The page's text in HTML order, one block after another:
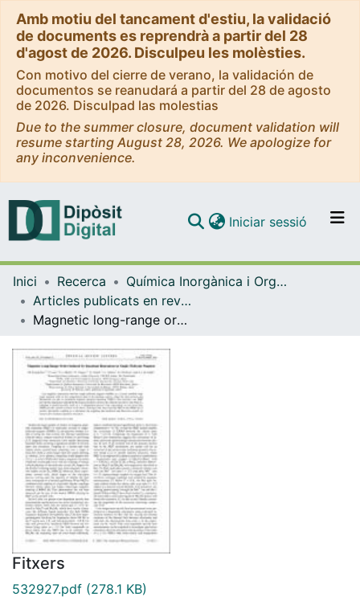
Amb motiu del tancament d'estiu, la validació
de documents es reprendrà a partir del 28
d'agost de 2026. Disculpeu les molèsties.
Con motivo del cierre de verano, la validación de
documentos se reanudará a partir del 28 de agosto
de 2026. Disculpad las molestias
Due to the summer closure, document validation will
resume starting August 28, 2026. We apologize for
any inconvenience.
Navega per tot el DD
Contacte
Iniciar sessió (current)
Inici Recerca
Química Inorgànica i Orgànica
Articles publicats en revistes (Química Inorgànica i Orgànica)
Magnetic long-range order induced by quantum ralaxation in single-molecule magnets
Fitxers
532927.pdf (278.1 KB)